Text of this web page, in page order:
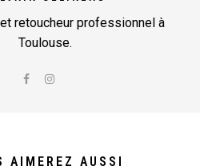
retoucheur professionnel à
Toulouse.
AIMEREZ AUSSI